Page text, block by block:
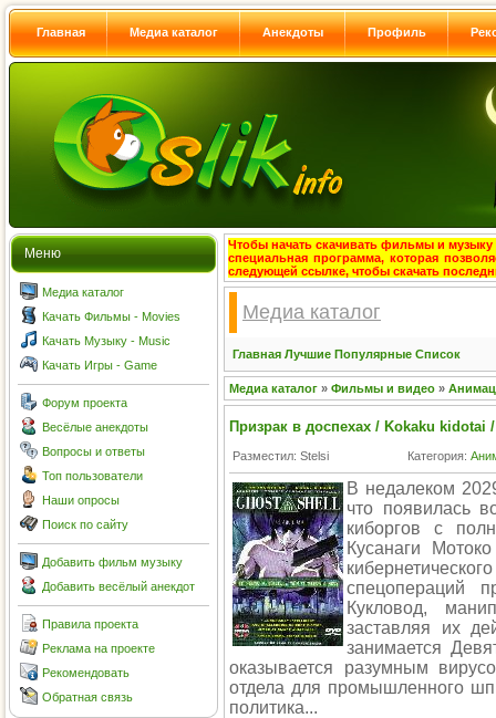
Главная Медиа каталог Анекдоты Профиль
Меню
Медиа каталог
Качать Фильмы - Movies
Качать Музыку - Music
Качать Игры - Game
Форум проекта
Весёлые анекдоты
Вопросы и ответы
Топ пользователи
Наши опросы
Поиск по сайту
Добавить фильм музыку
Добавить весёлый анекдот
Правила проекта
Реклама на проекте
Рекомендовать
Обратная связь
Чтобы начать скачивать фильмы и музыку
специальная программа, которая
следующей ссылке, чтобы скачать
Медиа каталог
Главная Лучшие Популярные Список
Медиа каталог » Фильмы и видео »
Призрак в доспехах / Kokaku kidotai
Разместил: Stelsi Категория:
В недалеком
что появилась
киборгов с
Кусанаги
спецопераций
Кукловод,
заставляя их
занимается
оказывается разумным
отдела для промышленного
политика...